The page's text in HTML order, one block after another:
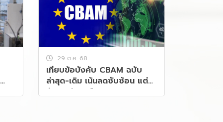
29 ต.ค. 68
เทียบข้อบังคับ CBAM ฉบับ
ล่าสุด-เดิม เน้นลดซับซ้อน แต่
ยังคุมเข้มคาร์บอน 99%